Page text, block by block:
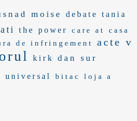
moise debate
tania
the power care at
casa
de infringement acte v
kirk dan sur
universal bitac loja a